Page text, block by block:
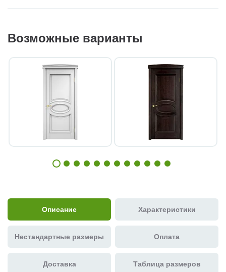
Возможные варианты
Описание Характеристики
Нестандартные размеры Оплата
Доставка Таблица размеров